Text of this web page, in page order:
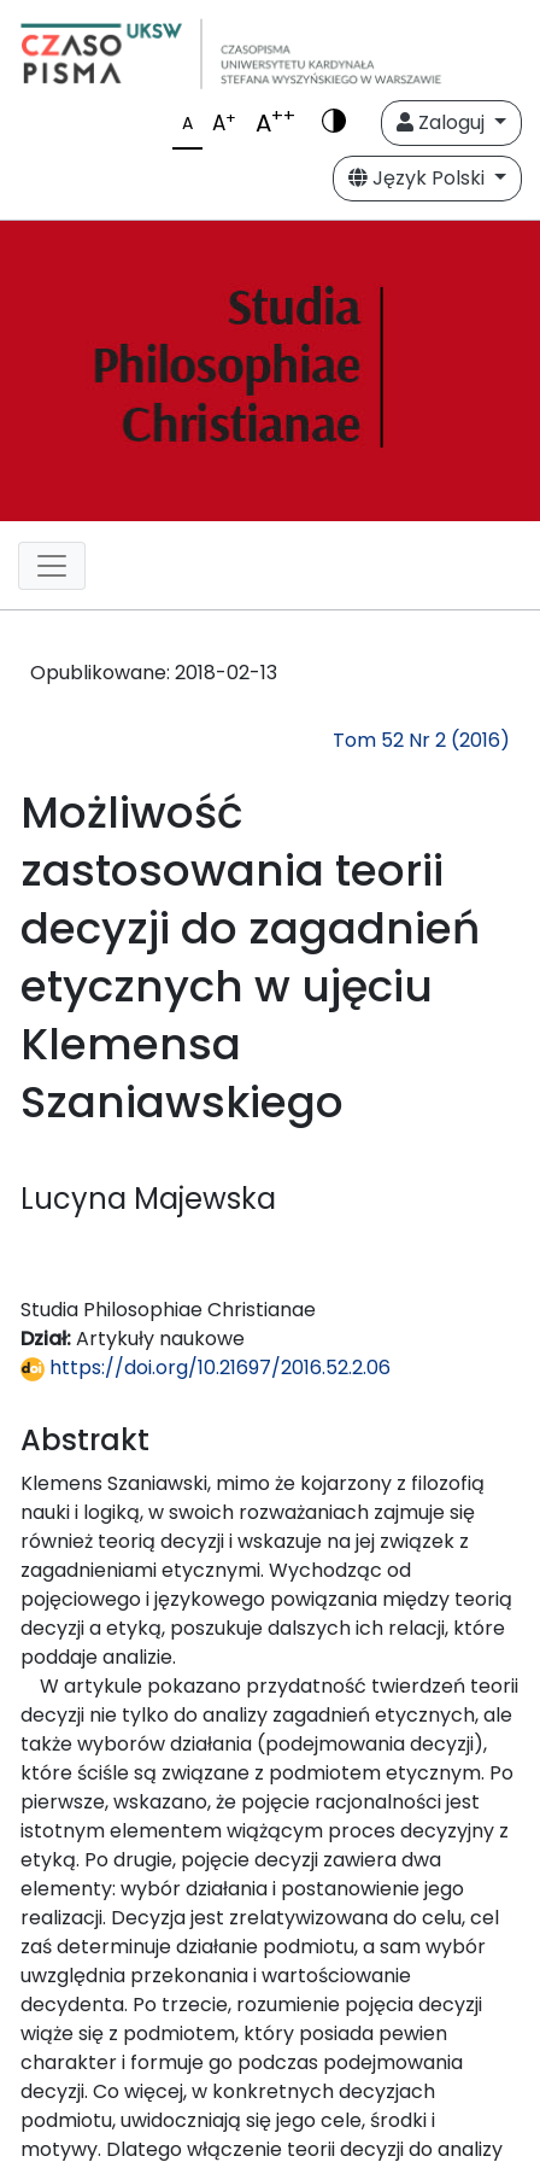
A A+ A++
Zaloguj
Język Polski
Opublikowane: 2018-02-13
Tom 52 Nr 2 (2016)
Możliwość
zastosowania teorii
decyzji do zagadnień
etycznych w ujęciu
Klemensa
Szaniawskiego
Lucyna Majewska
Studia Philosophiae Christianae
Dział:Artykuły naukowe
https://doi.org/10.21697/2016.52.2.06
Abstrakt
Klemens Szaniawski, mimo że kojarzony z filozofią
nauki i logiką, w swoich rozważaniach zajmuje się
również teorią decyzji i wskazuje na jej związek z
zagadnieniami etycznymi. Wychodząc od
pojęciowego i językowego powiązania między teorią
decyzji a etyką, poszukuje dalszych ich relacji, które
poddaje analizie.
W artykule pokazano przydatność twierdzeń teorii
decyzji nie tylko do analizy zagadnień etycznych, ale
także wyborów działania (podejmowania decyzji),
które ściśle są związane z podmiotem etycznym. Po
pierwsze, wskazano, że pojęcie racjonalności jest
istotnym elementem wiążącym proces decyzyjny z
etyką. Po drugie, pojęcie decyzji zawiera dwa
elementy: wybór działania i postanowienie jego
realizacji. Decyzja jest zrelatywizowana do celu, cel
zaś determinuje działanie podmiotu, a sam wybór
uwzględnia przekonania i wartościowanie
decydenta. Po trzecie, rozumienie pojęcia decyzji
wiąże się z podmiotem, który posiada pewien
charakter i formuje go podczas podejmowania
decyzji. Co więcej, w konkretnych decyzjach
podmiotu, uwidoczniają się jego cele, środki i
motywy. Dlatego włączenie teorii decyzji do analizy